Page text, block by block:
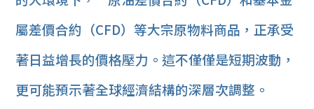
屬差價合約（CFD）等大宗原物料商品，正承受
著日益增長的價格壓力。這不僅僅是短期波動，
更可能預示著全球經濟結構的深層次調整。